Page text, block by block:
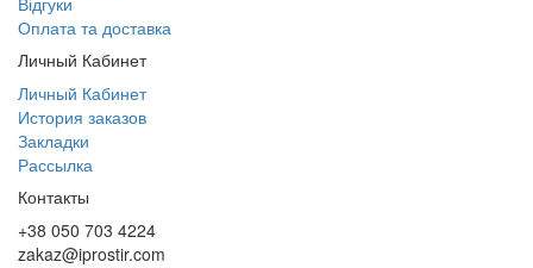
Оплата та доставка
Личный Кабинет
Личный Кабинет
История заказов
Закладки
Рассылка
Контакты
+38 050 703 4224
zakaz@iprostir.com